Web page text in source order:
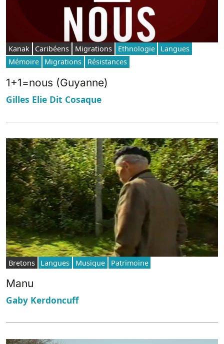
Kanak Caribéens Migrations Ethnologie
Langues
Mémoire
Migrations Résistances
1+1=nous (Guyanne)
Gilles Elie Dit Cosaque
Bretons Langues Musique Patrimoine
Manu
Gaby Kerdoncuff